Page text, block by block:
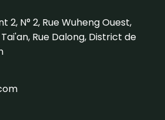
2, N° 2, Rue Wuheng Ouest,
Rue Dalong, District de